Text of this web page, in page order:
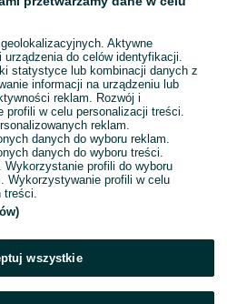
2026
Czarny
Pozostałe
3 ... 9
Aktywne
do celów identyfikacji.
statystyce lub kombinacji danych z
informacji na urządzeniu lub
reklam. Rozwój i
profili w celu personalizacji treści.
reklam.
danych do wyboru reklam.
danych do wyboru treści.
profili do wyboru
Wykorzystywanie profili w celu
treści.
wszystkie